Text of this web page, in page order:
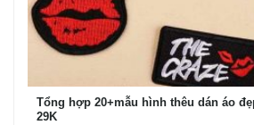
Tổng hợp 20+mẫu hình thêu dán áo
29K